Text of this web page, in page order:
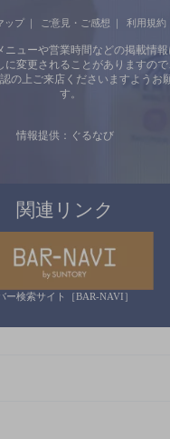
ップ ご意見・ご感想 利用規約
ューや営業時間などの掲載情報
に変更されることがありますので
の上ご来店くださいますようお
す。
情報提供：ぐるなび
関連リンク
ー検索サイト［BAR-NAVI］